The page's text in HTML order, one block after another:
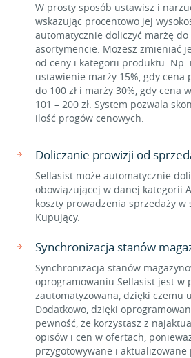
W prosty sposób ustawisz i
wskazując procentowo jej
automatycznie doliczyć marżę do
asortymencie. Możesz zmieniać
od ceny i kategorii produktu. Np.
ustawienie marży 15%, gdy
do 100 zł i marży 30%, gdy cena
101 – 200 zł. System pozwala
ilość progów cenowych.
Doliczanie prowizji od
Sellasist może automatycznie
obowiązującej w danej kategorii
koszty prowadzenia sprzedaży w
Kupujący.
Synchronizacja stanów
Synchronizacja stanów
oprogramowaniu Sellasist jest w
zautomatyzowana, dzięki czemu
Dodatkowo, dzięki
pewność, że korzystasz z
opisów i cen w ofertach,
przygotowywane i